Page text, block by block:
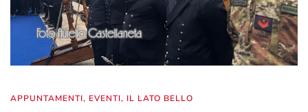
APPUNTAMENTI, EVENTI, IL LATO BELLO